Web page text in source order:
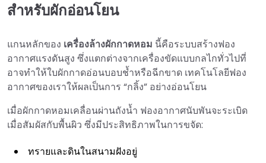
สำหรับผักอ่อนโยน
แกนหลักของ เครื่องล้างผักกาดหอม นี้คือระบบสร้างฟอง
อากาศแรงดันสูง ซึ่งแตกต่างจากเครื่องขัดแบบกลไกทั่วไปที่
อาจทำให้ใบผักกาดอ่อนบอบช้ำหรือฉีกขาด เทคโนโลยีฟอง
อากาศของเราให้ผลเป็นการ “กลิ้ง” อย่างอ่อนโยน
เมื่อผักกาดหอมเคลื่อนผ่านถังน้ำ ฟองอากาศนับพันจะระเบิด
เมื่อสัมผัสกับพื้นผิว ซึ่งมีประสิทธิภาพในการขจัด:
ทรายและดินในสนามฝังอยู่